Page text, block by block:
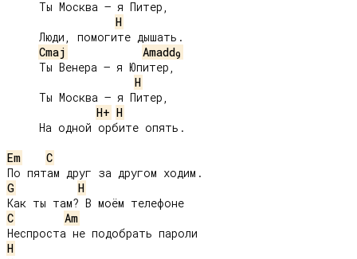
H
Cmaj
Amadd9
H
H+ H
Em
C
G
H
C
Am
H